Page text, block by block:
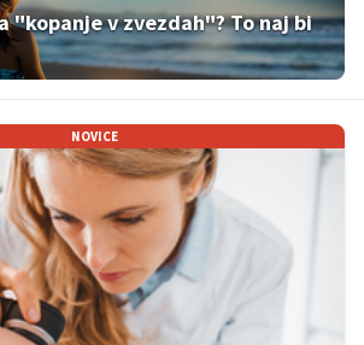
"kopanje v zvezdah"? To naj bi
NOVICE